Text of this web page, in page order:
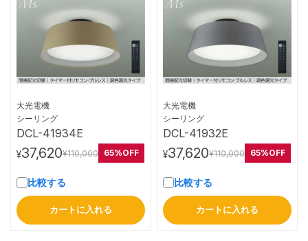
大光電機
シーリング
DCL-41934E
¥37,620¥110,000 65%OFF
比較する
カートに入れる
大光電機
シーリング
DCL-41932E
¥37,620¥110,000 65%OFF
比較する
カートに入れる